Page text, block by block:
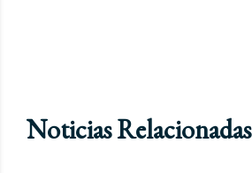
Noticias Relacionadas